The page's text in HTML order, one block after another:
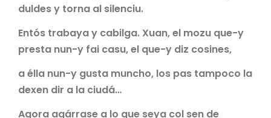
duldes y torna al silenciu.
Entós trabaya y cabilga. Xuan, el mozu que-y
presta nun-y fai casu, el que-y diz cosines,
a élla nun-y gusta muncho, los pas tampoco la
dexen dir a la ciudá…
Agora agárrase a lo que seya col sen de